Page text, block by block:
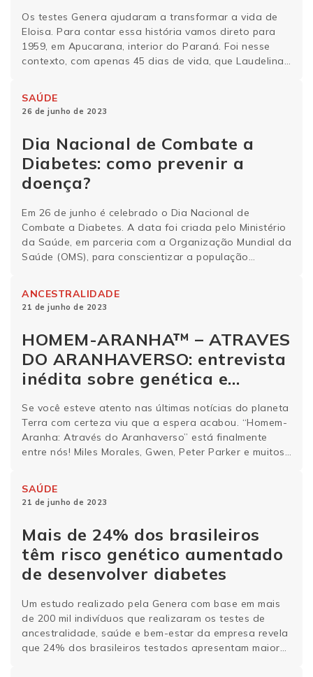
Os testes Genera ajudaram a transformar a vida de
Eloisa. Para contar essa história vamos direto para
1959, em Apucarana, interior do Paraná. Foi nesse
contexto, com apenas 45 dias de vida, que Laudelina
Moura. Ela que, na época, nem sonhava, mas se
tratava de seu …
SAÚDE
26 de junho de 2023
Dia Nacional de Combate a
Diabetes: como prevenir a
doença?
Em 26 de junho é celebrado o Dia Nacional de
Combate a Diabetes. A data foi criada pelo Ministério
da Saúde, em parceria com a Organização Mundial da
Saúde (OMS), para conscientizar a população
os governos, …Continue lendo
ANCESTRALIDADE
21 de junho de 2023
HOMEM-ARANHA™ – ATRAVES
DO ARANHAVERSO: entrevista
inédita sobre genética e
Se você esteve atento nas últimas notícias do planeta
Terra com certeza viu que a espera acabou. “Homem-
Aranha: Através do Aranhaverso” está finalmente
entre nós! Miles Morales, Gwen, Peter Parker e muitos
Brasil. Por aqui ficamos tão animados com a
possibilidade de viajar para …
SAÚDE
21 de junho de 2023
Mais de 24% dos brasileiros
têm risco genético aumentado
de desenvolver diabetes
Um estudo realizado pela Genera com base em mais
de 200 mil indivíduos que realizaram os testes de
ancestralidade, saúde e bem-estar da empresa revela
que 24% dos brasileiros testados apresentam maior